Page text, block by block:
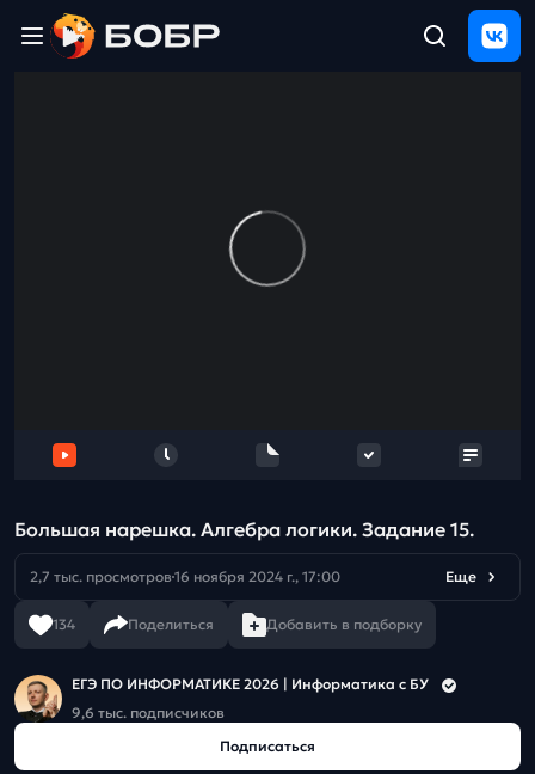
отзыв
Большая нарешка. Алгебра логики. Задание 15.
2,7 тыс. просмотров 16 ноября 2024 г., 17:00 Еще
134 Поделиться Добавить в подборку
ЕГЭ ПО ИНФОРМАТИКЕ 2026 | Информатика с БУ
9,6 тыс. подписчиков
Подписаться